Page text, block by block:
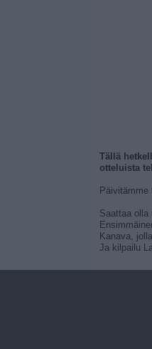
Tällä
otteluista
Päivitämme
Saattaa
Kanava,
Ja kilpailu